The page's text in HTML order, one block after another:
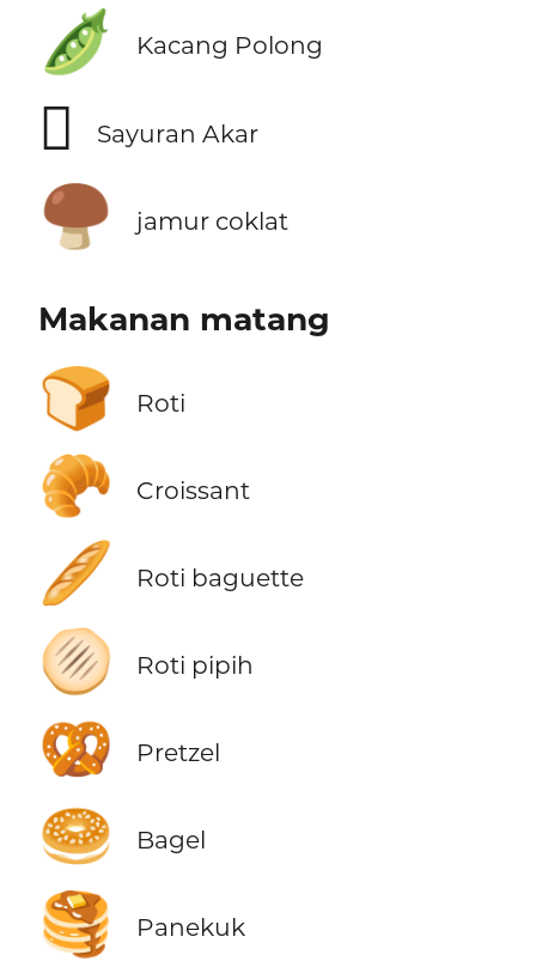
🫛 Kacang Polong
🫜 Sayuran Akar
🍄‍🟫 jamur coklat
Makanan matang
🍞 Roti
🥐 Croissant
🥖 Roti baguette
🫓 Roti pipih
🥨 Pretzel
🥯 Bagel
🥞 Panekuk